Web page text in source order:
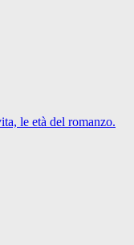
le età del romanzo.